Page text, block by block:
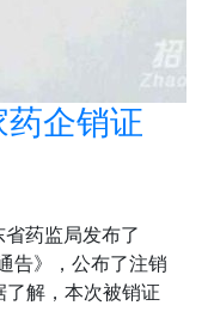
企销证
药监局发布了
告》，公布了注销
解，本次被销证